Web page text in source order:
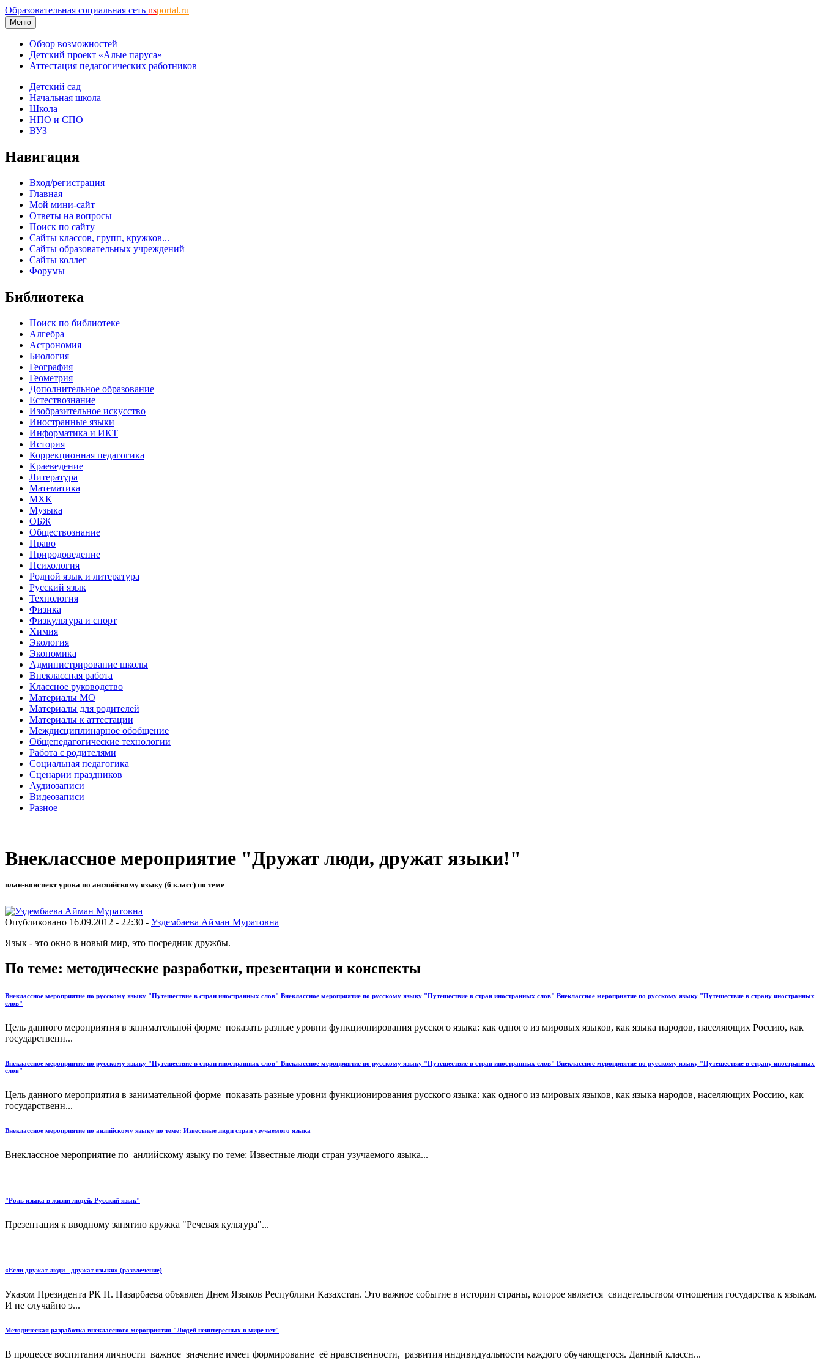
Образовательная социальная сеть nsportal.ru
Меню
Обзор возможностей
Детский проект «Алые паруса»
Аттестация педагогических работников
Детский сад
Начальная школа
Школа
НПО и СПО
ВУЗ
Навигация
Вход/регистрация
Главная
Мой мини-сайт
Ответы на вопросы
Поиск по сайту
Сайты классов, групп, кружков...
Сайты образовательных учреждений
Сайты коллег
Форумы
Библиотека
Поиск по библиотеке
Алгебра
Астрономия
Биология
География
Геометрия
Дополнительное образование
Естествознание
Изобразительное искусство
Иностранные языки
Информатика и ИКТ
История
Коррекционная педагогика
Краеведение
Литература
Математика
МХК
Музыка
ОБЖ
Обществознание
Право
Природоведение
Психология
Родной язык и литература
Русский язык
Технология
Физика
Физкультура и спорт
Химия
Экология
Экономика
Администрирование школы
Внеклассная работа
Классное руководство
Материалы МО
Материалы для родителей
Материалы к аттестации
Междисциплинарное обобщение
Общепедагогические технологии
Работа с родителями
Социальная педагогика
Сценарии праздников
Аудиозаписи
Видеозаписи
Разное
Внеклассное мероприятие "Дружат люди, дружат языки!"
план-конспект урока по английскому языку (6 класс) по теме
Опубликовано 16.09.2012 - 22:30 - Уздембаева Айман Муратовна
Язык - это окно в новый мир, это посредник дружбы.
По теме: методические разработки, презентации и конспекты
Внеклассное мероприятие по русскому языку "Путешествие в стран иностранных слов" Внеклассное мероприятие по русскому языку "Путешествие в стран иностранных слов" Внеклассное мероприятие по русскому языку "Путешествие в страну иностранных
слов"
Цель данного мероприятия в занимательной форме показать разные уровни функционирования русского языка: как одного из мировых языков, как языка народов, населяющих Россию, как
государственн...
Внеклассное мероприятие по русскому языку "Путешествие в стран иностранных слов" Внеклассное мероприятие по русскому языку "Путешествие в стран иностранных слов" Внеклассное мероприятие по русскому языку "Путешествие в страну иностранных
слов"
Цель данного мероприятия в занимательной форме показать разные уровни функционирования русского языка: как одного из мировых языков, как языка народов, населяющих Россию, как
государственн...
Внеклассное мероприятие по анлийскому языку по теме: Известные люди стран узучаемого языка
Внеклассное мероприятие по анлийскому языку по теме: Известные люди стран узучаемого языка...
"Роль языка в жизни людей. Русский язык"
Презентация к вводному занятию кружка "Речевая культура"...
«Если дружат люди - дружат языки» (развлечение)
Указом Президента РК Н. Назарбаева объявлен Днем Языков Республики Казахстан. Это важное событие в истории страны, которое является свидетельством отношения государства к языкам.
И не случайно э...
Методическая разработка внеклассного мероприятия "Людей неинтересных в мире нет"
В процессе воспитания личности важное значение имеет формирование её нравственности, развития индивидуальности каждого обучающегося. Данный классн...